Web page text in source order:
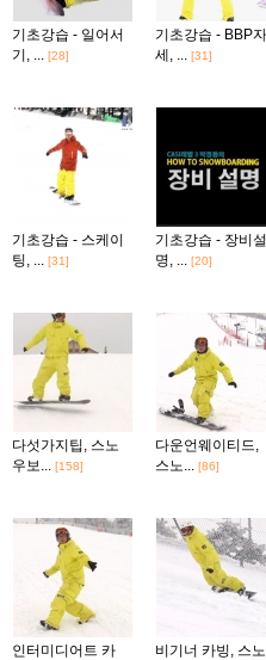
기초강습 - 일어서
기, ... [28]
기초강습 - BBP자
세, ... [31]
기초강습 - 스케이
팅, ... [31]
기초강습 - 장비설
명, ... [20]
다섯가지팁, 스노
우보... [158]
다운언웨이티드,
스노... [86]
인터미디어트 카
비기너 카빙, 스노